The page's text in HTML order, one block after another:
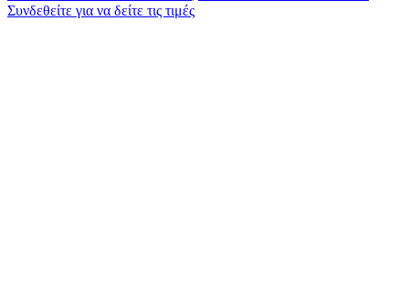
Συνδεθείτε για να δείτε τις τιμές